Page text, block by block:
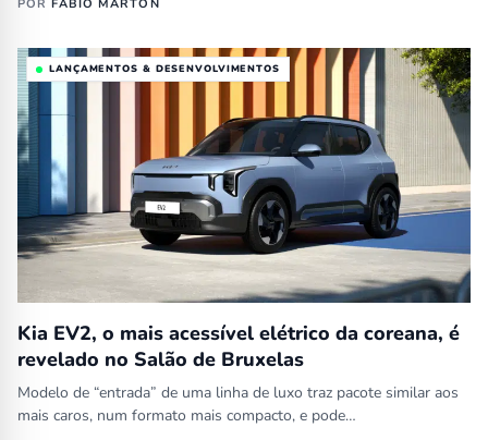
PORFÁBIO MARTON
LANÇAMENTOS & DESENVOLVIMENTOS
Kia EV2, o mais acessível elétrico da coreana, é
revelado no Salão de Bruxelas
Modelo de “entrada” de uma linha de luxo traz pacote similar aos
mais caros, num formato mais compacto, e pode…